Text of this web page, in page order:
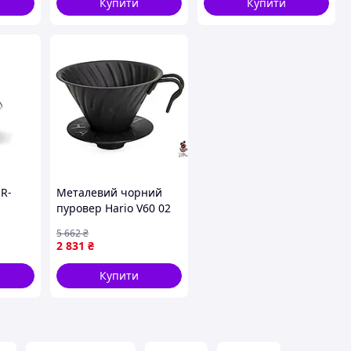
Металевий чорний
пуровер Hario V60 02
заварювання кави в
домашніх умовах
2 831 ₴
5 662₴
Купити